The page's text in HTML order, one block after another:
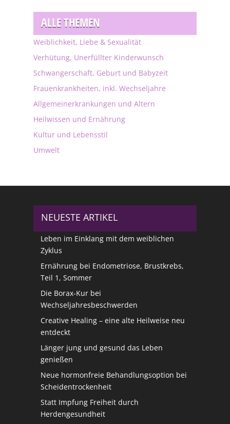
ALLE THEMEN
Weiblichkeit, Liebe & Sexualität
Verhütung, Unerfüllter Kinderwunsch
Schwangerschaft, Geburt und Babyzeit
Frauenkrankheiten, inkl. Wechseljahre
Allgemeinerkrankungen und Altern
Heilwissen und Ernährung
Kultur und Lebensstil
Umwelt
NEUESTE ARTIKEL
Leben im Einklang mit dem weiblichen
Zyklus
Ernährung bei Endometriose, Brustkrebs,
Teil 1, Sommer
Die Borax-Kur bei
Wechseljahresbeschwerden
Creative Healing – eine alte Heilweise neu
entdeckt
Länger jung und gesund das Leben
genießen
Neue hormonfreie Behandlungsoption bei
Scheidentrockenheit
Statt Impfung Freiheit durch
Herdengesundheit